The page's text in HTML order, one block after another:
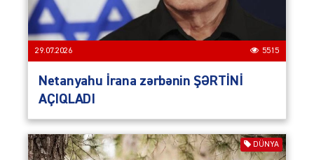
29.07.2026 5515
Netanyahu İrana zərbənin ŞƏRTİNİ
AÇIQLADI
DÜNYA